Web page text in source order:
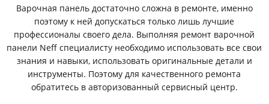
Варочная панель достаточно сложна в ремонте, именно
поэтому к ней допускаться только лишь лучшие
профессионалы своего дела. Выполняя ремонт варочной
панели Neff специалисту необходимо использовать все свои
знания и навыки, использовать оригинальные детали и
инструменты. Поэтому для качественного ремонта
обратитесь в авторизованный сервисный центр.